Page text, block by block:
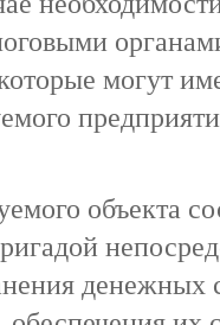
могут
объекта
денежных